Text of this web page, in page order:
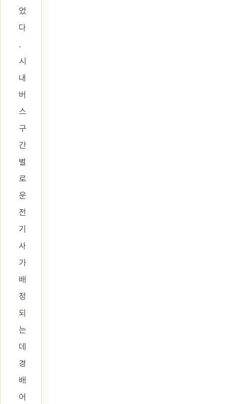
었
다
.
시
내
버
스
구
간
별
로
운
전
기
사
가
배
정
되
는
데
경
배
어